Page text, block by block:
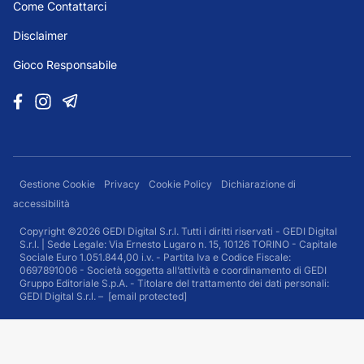
Come Contattarci
Disclaimer
Gioco Responsabile
Gestione Cookie Privacy Cookie Policy
Dichiarazione di
accessibilità
Copyright ©2026 GEDI Digital S.r.l. Tutti i diritti riservati - GEDI Digital
S.r.l. | Sede Legale: Via Ernesto Lugaro n. 15, 10126 TORINO - Capitale
Sociale Euro 1.051.844,00 i.v. - Partita Iva e Codice Fiscale:
0697891006 - Società soggetta all’attività e coordinamento di GEDI
Gruppo Editoriale S.p.A. - Titolare del trattamento dei dati personali:
GEDI Digital S.r.l. – [email protected]